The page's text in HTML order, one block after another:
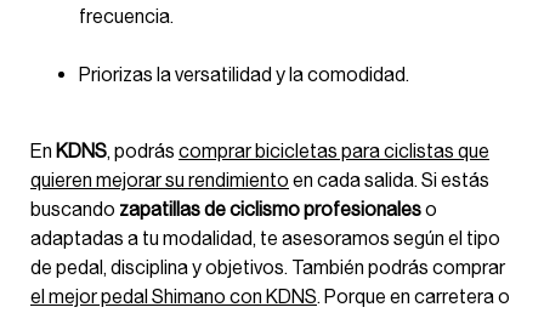
frecuencia.
Priorizas la versatilidad y la comodidad.
En KDNS, podrás comprar bicicletas para ciclistas que
quieren mejorar su rendimiento en cada salida. Si estás
buscando zapatillas de ciclismo profesionaleso
adaptadas a tu modalidad, te asesoramos según el tipo
de pedal, disciplina y objetivos. También podrás comprar
el mejor pedal Shimano con KDNS. Porque en carretera o